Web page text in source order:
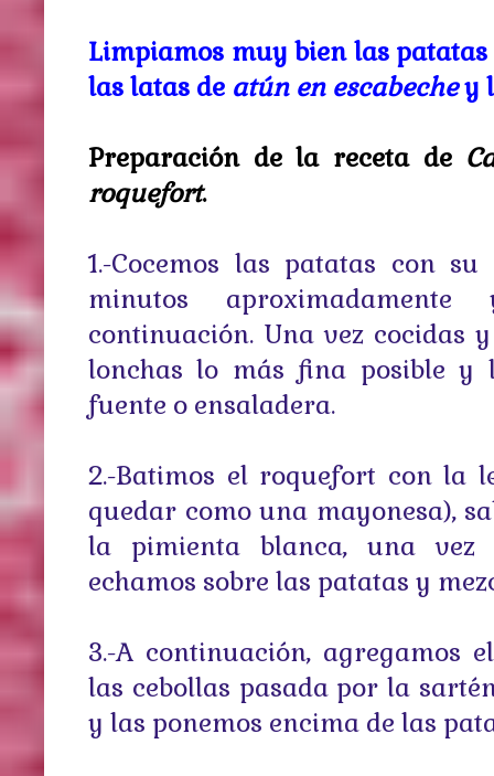
Limpiamos muy bien las
las latas de atún en escabechey
Preparación de la receta de
roquefort.
1.-Cocemos las patatas con
minutos
continuación. Una vez cocidas
lonchas lo más fina posible y
fuente o ensaladera.
2.-Batimos el roquefort con la
quedar como una mayonesa),
la pimienta blanca, una vez
echamos sobre las patatas y
3.-A continuación, agregamos el
las cebollas pasada por la
y las ponemos encima de las